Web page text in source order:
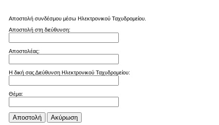
Αποστολή συνδέσμου μέσω Ηλεκτρονικού Ταχυδρομείου.
Αποστολή στη διεύθυνση:
Αποστολέας:
Η δική σας Διεύθυνση Ηλεκτρονικού Ταχυδρομείου:
Θέμα:
Αποστολή Aκύρωση